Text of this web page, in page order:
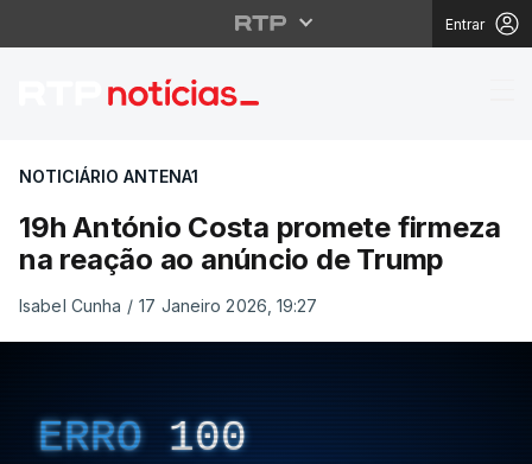
Entrar
19h António Costa
NOTICIÁRIO ANTENA1
19h António Costa promete firmeza
na reação ao anúncio de Trump
Isabel Cunha / 17 Janeiro 2026, 19:27
ERRO 100